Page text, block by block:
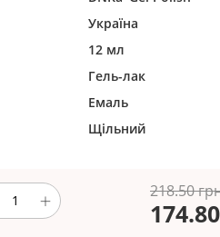
Україна
12 мл
Гель-лак
Емаль
Щільний
218.50
174.80